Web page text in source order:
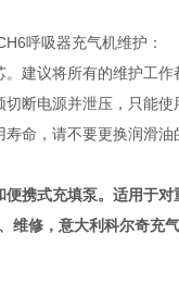
呼吸器充气机维护：
建议将所有的维护工
断电源并泄压，只能
命，请不要更换润滑
携式充填泵。适用于
维修，意大利科尔奇充